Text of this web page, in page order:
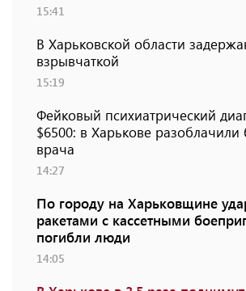
15:41
В Харьковской области
взрывчаткой
15:19
Фейковый психиатрический
$6500: в Харькове
врача
14:27
По городу на Харьковщине
ракетами с кассетными
погибли люди
14:05